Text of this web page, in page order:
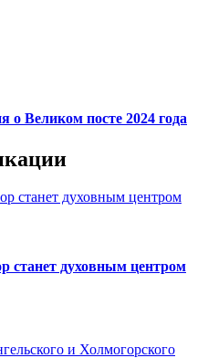
Лавре).
Великом посте 2024 года
станет духовным центром
и Холмогорского